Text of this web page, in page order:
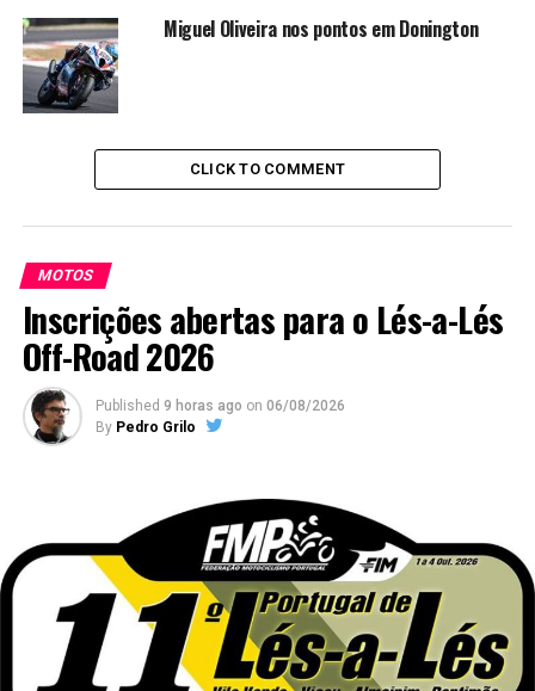
Miguel Oliveira nos pontos em Donington
CLICK TO COMMENT
MOTOS
Inscrições abertas para o Lés-a-Lés
Off-Road 2026
Published 9 horas ago on 06/08/2026
By Pedro Grilo